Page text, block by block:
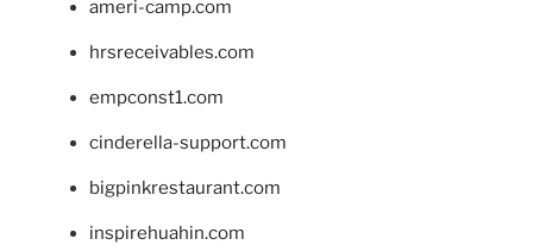
ameri-camp.com
hrsreceivables.com
empconst1.com
cinderella-support.com
bigpinkrestaurant.com
inspirehuahin.com